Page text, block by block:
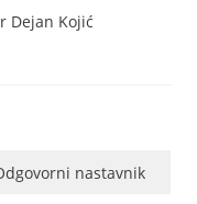
Dejan Kojić
nastavnik